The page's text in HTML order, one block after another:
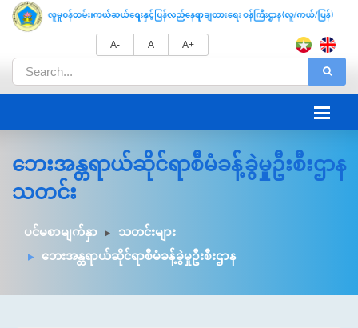
A- A A+
ဘေးအန္တရာယ်ဆိုင်ရာစီမံခန့်ခွဲမှုဦးစီးဌာန
သတင်း
ပင်မစာမျက်နှာ
သတင်းများ
ဘေးအန္တရာယ်ဆိုင်ရာစီမံခန့်ခွဲမှုဦးစီးဌာန